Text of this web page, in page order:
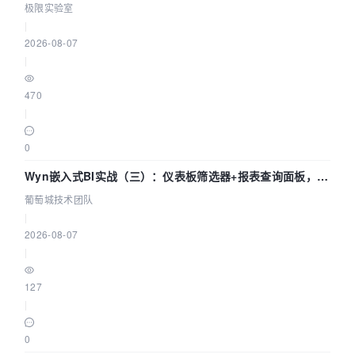
极限实验室
2026-08-07
470
0
Wyn嵌入式BI实战（三）：仪表板筛选器+报表查询面板，参
数联动全闭环
葡萄城技术团队
2026-08-07
127
0